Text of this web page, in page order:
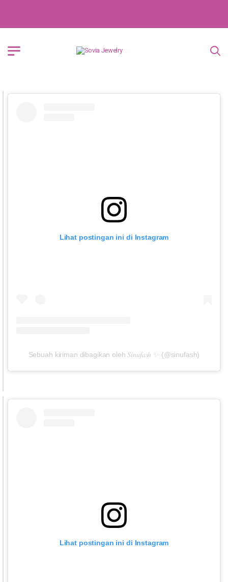
Lihat postingan ini di Instagram
Sebuah kiriman dibagikan oleh 𝑆𝑖𝑛𝑢𝑓𝑎𝑠ℎ ✨ (@sinufash)
Lihat postingan ini di Instagram